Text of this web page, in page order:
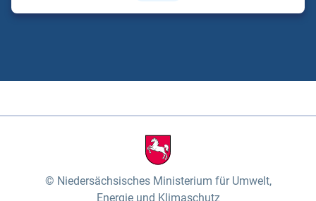
Niedersächsisches Ministerium für Umwelt,
Energie und Klimaschutz